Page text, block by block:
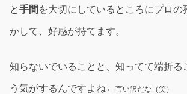
と手間 を大切にしているところにプロの
かして、好感が持てます。
知らないでいることと、知ってて端折る
う気がするんですよね← 言い訳だな（笑）